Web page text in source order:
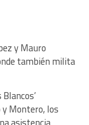
y Mauro
también milita
Montero, los